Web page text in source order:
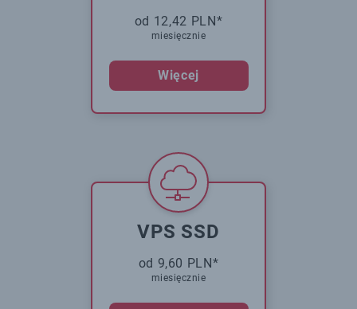
od 12,42 PLN*
miesięcznie
Więcej
VPS SSD
od 9,60 PLN*
miesięcznie